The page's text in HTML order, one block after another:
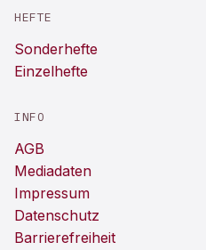
HEFTE
Sonderhefte
Einzelhefte
INFO
AGB
Mediadaten
Impressum
Datenschutz
Barrierefreiheit